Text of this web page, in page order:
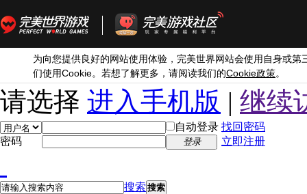
为向您提供良好的网站使用体验，完美世界网站会使用自身或第
们使用Cookie。若想了解更多，请阅读我们的Cookie政策。
请选择 进入手机版 | 继续
自动登录 找回密码
密码
登录 立即注册
搜索 搜索